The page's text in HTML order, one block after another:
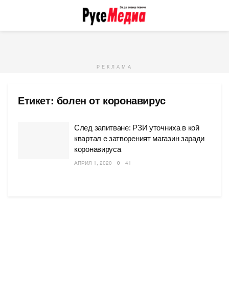
РЕКЛАМА
Етикет: болен от коронавирус
След запитване: РЗИ уточниха в кой
квартал е затвореният магазин заради
коронавируса
АПРИЛ 1, 2020 0 41